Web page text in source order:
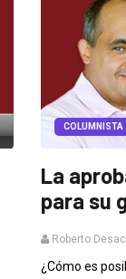
COLUMNISTA
La
para su
Roberto
¿Cómo es